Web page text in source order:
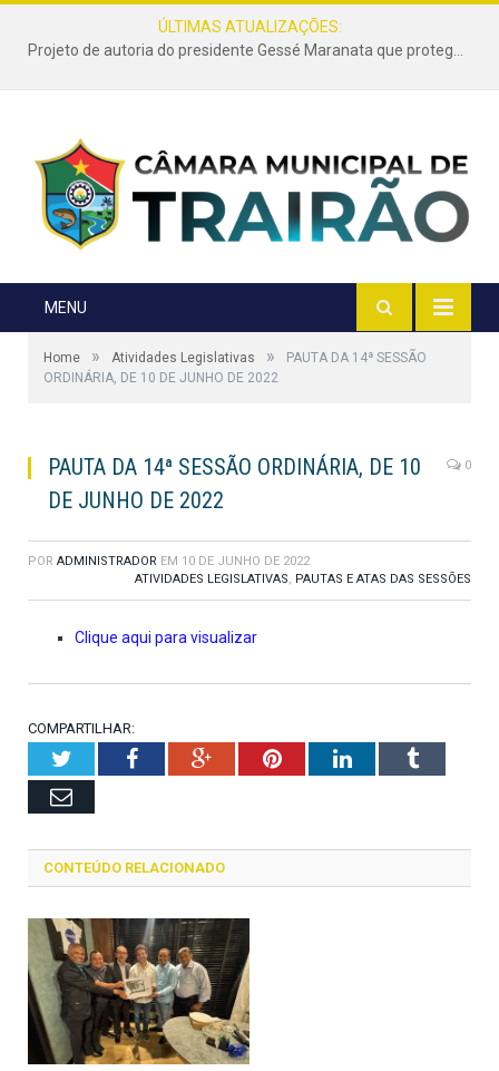
ÚLTIMAS ATUALIZAÇÕES:
Projeto de autoria do presidente Gessé Maranata que protege as estradas vicinais de Trairão é transformado em lei
MENU
Home » Atividades Legislativas »
PAUTA DA 14ª SESSÃO
ORDINÁRIA, DE 10 DE JUNHO DE 2022
PAUTA DA 14ª SESSÃO ORDINÁRIA, DE 10
DE JUNHO DE 2022
0
POR ADMINISTRADOR EM 10 DE JUNHO DE 2022
ATIVIDADES LEGISLATIVAS, PAUTAS E ATAS DAS SESSÕES
Clique aqui para visualizar
COMPARTILHAR:
TwitterFacebookGoogle+PinterestLinkedInTumblr
Email
CONTEÚDO RELACIONADO